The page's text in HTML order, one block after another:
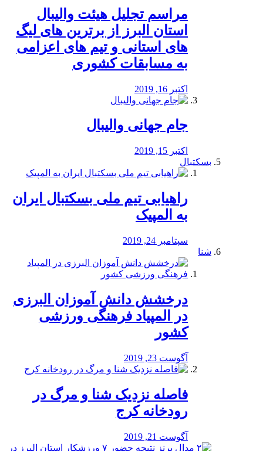
مراسم تجلیل هیئت والیبال
استان البرز از برترین های لیگ
های استانی و تیم های اعزامی
به مسابقات کشوری
اکتبر 16, 2019
جام جهانی والیبال
اکتبر 15, 2019
بسکتبال
راهیابی تیم ملی بسکتبال ایران
به المپیک
سپتامبر 24, 2019
شنا
درخشش دانش آموزان البرزی
در المپیاد فرهنگی ورزشی
کشور
آگوست 23, 2019
️فاصله نزدیک شنا و مرگ در
رودخانه کرج
آگوست 21, 2019